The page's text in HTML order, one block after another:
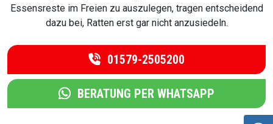
Essensreste im Freien zu auszulegen, tragen entscheidend
dazu bei, Ratten erst gar nicht anzusiedeln.
01579-2505200
BERATUNG PER WHATSAPP